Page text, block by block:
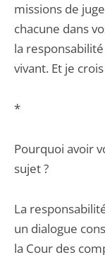
missions de
chacune dans
la
vivant. Et je
*
Pourquoi avoir
sujet ?
La
un dialogue
la Cour des